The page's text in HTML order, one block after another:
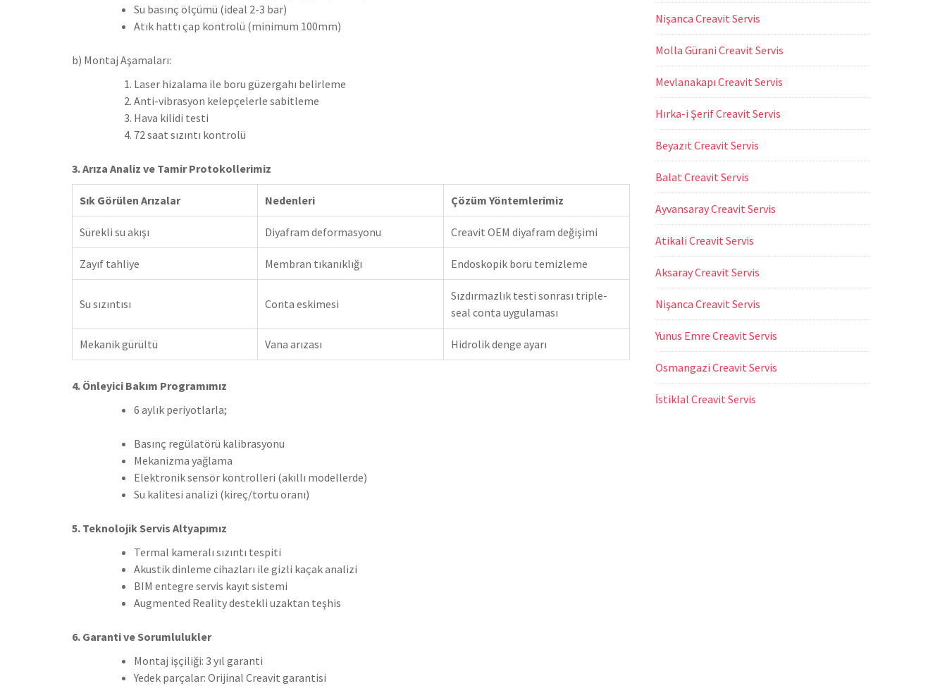
Su basınç ölçümü (ideal 2-3 bar)
Atık hattı çap kontrolü (minimum 100mm)
b) Montaj Aşamaları:
Laser hizalama ile boru güzergahı belirleme
Anti-vibrasyon kelepçelerle sabitleme
Hava kilidi testi
72 saat sızıntı kontrolü
3. Arıza Analiz ve Tamir Protokollerimiz
Sık Görülen Arızalar Nedenleri Çözüm Yöntemlerimiz
Sürekli su akışı Diyafram deformasyonu Creavit OEM diyafram değişimi
Zayıf tahliye Membran tıkanıklığı Endoskopik boru temizleme
Su sızıntısı Conta eskimesi
Sızdırmazlık testi sonrası triple-
seal conta uygulaması
Mekanik gürültü Vana arızası Hidrolik denge ayarı
4. Önleyici Bakım Programımız
6 aylık periyotlarla;
Basınç regülatörü kalibrasyonu
Mekanizma yağlama
Elektronik sensör kontrolleri (akıllı modellerde)
Su kalitesi analizi (kireç/tortu oranı)
5. Teknolojik Servis Altyapımız
Termal kameralı sızıntı tespiti
Akustik dinleme cihazları ile gizli kaçak analizi
BIM entegre servis kayıt sistemi
Augmented Reality destekli uzaktan teşhis
6. Garanti ve Sorumlulukler
Montaj işçiliği: 3 yıl garanti
Yedek parçalar: Orijinal Creavit garantisi
Nişanca Creavit Servis
Molla Gürani Creavit Servis
Mevlanakapı Creavit Servis
Hırka-i Şerif Creavit Servis
Beyazıt Creavit Servis
Balat Creavit Servis
Ayvansaray Creavit Servis
Atikali Creavit Servis
Aksaray Creavit Servis
Nişanca Creavit Servis
Yunus Emre Creavit Servis
Osmangazi Creavit Servis
İstiklal Creavit Servis